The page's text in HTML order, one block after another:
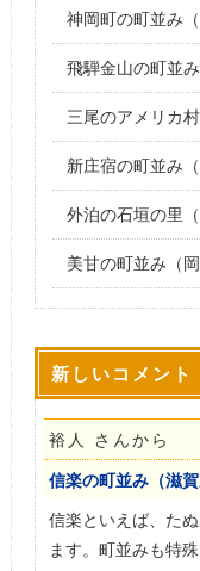
神岡町の町並み
飛騨金山の町並
三尾のアメリカ
新庄宿の町並み
外泊の石垣の里
美甘の町並み（
新しいコメント
裕人 さんから
信楽の町並み（滋賀
信楽といえば、た
ます。町並みも特